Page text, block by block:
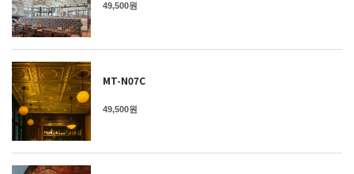
49,500원
MT-N07C
49,500원